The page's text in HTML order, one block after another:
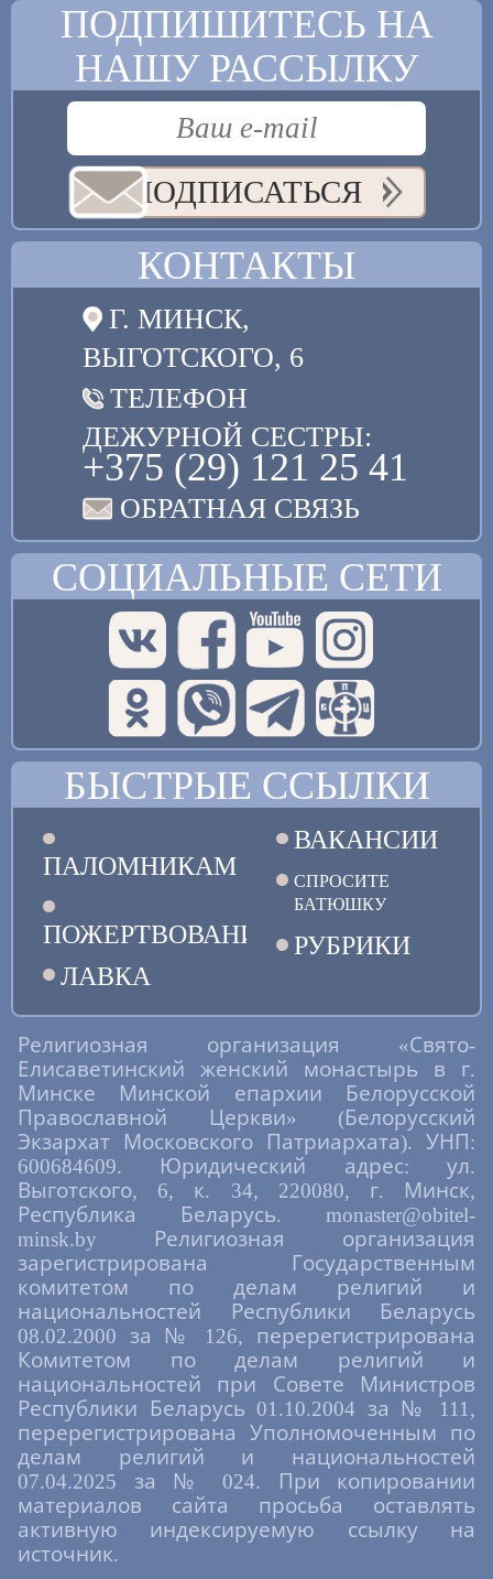
ПОДПИШИТЕСЬ НА
НАШУ РАССЫЛКУ
ПОДПИСАТЬСЯ
КОНТАКТЫ
Г. МИНСК,
ВЫГОТСКОГО, 6
ТЕЛЕФОН
ДЕЖУРНОЙ СЕСТРЫ:
+375 (29) 121 25 41
ОБРАТНАЯ СВЯЗЬ
СОЦИАЛЬНЫЕ СЕТИ
БЫСТРЫЕ ССЫЛКИ
ПАЛОМНИКАМ
ПОЖЕРТВОВАНИЯ
ЛАВКА
ВАКАНСИИ
СПРОСИТЕ
БАТЮШКУ
РУБРИКИ
Религиозная организация «Свято-
Елисаветинский женский монастырь в г.
Минске Минской епархии Белорусской
Православной Церкви» (Белорусский
Экзархат Московского Патриархата). УНП:
600684609. Юридический адрес: ул.
Выготского, 6, к. 34, 220080, г. Минск,
Республика Беларусь. monaster@obitel-
minsk.by Религиозная организация
зарегистрирована Государственным
комитетом по делам религий и
национальностей Республики Беларусь
08.02.2000 за № 126, перерегистрирована
Комитетом по делам религий и
национальностей при Совете Министров
Республики Беларусь 01.10.2004 за № 111,
перерегистрирована Уполномоченным по
делам религий и национальностей
07.04.2025 за № 024. При копировании
материалов сайта просьба оставлять
активную индексируемую ссылку на
источник.